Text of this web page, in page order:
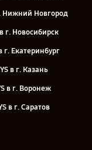
Нижний Новгород
г. Новосибирск
г. Екатеринбург
в г. Казань
в г. Воронеж
в г. Саратов
в г. Киров